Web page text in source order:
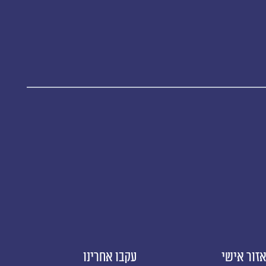
אזור אישי עקבו אחרינו